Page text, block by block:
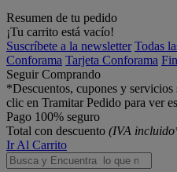
Resumen de tu pedido
¡Tu carrito está vacío!
Suscríbete a la newsletter Todas
Conforama Tarjeta Conforama
Seguir Comprando
*Descuentos, cupones y
clic en Tramitar Pedido para ver
Pago 100% seguro
Total con descuento (IVA
Ir Al Carrito